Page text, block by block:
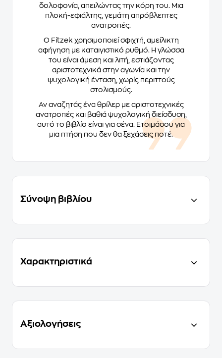
δολοφονία, απειλώντας την κόρη του. Μια
πλοκή-εφιάλτης, γεμάτη απρόβλεπτες
ανατροπές.
Ο Fitzek χρησιμοποιεί σφιχτή, αμείλικτη
αφήγηση με καταιγιστικό ρυθμό. Η γλώσσα
του είναι άμεση και λιτή, εστιάζοντας
αριστοτεχνικά στην αγωνία και την
ψυχολογική ένταση, χωρίς περιττούς
στολισμούς.
Αν αναζητάς ένα θρίλερ με αριστοτεχνικές
ανατροπές και βαθιά ψυχολογική διείσδυση,
αυτό το βιβλίο είναι για σένα. Ετοιμάσου για
μια πτήση που δεν θα ξεχάσεις ποτέ.
Σύνοψη βιβλίου
Χαρακτηριστικά
Αξιολογήσεις